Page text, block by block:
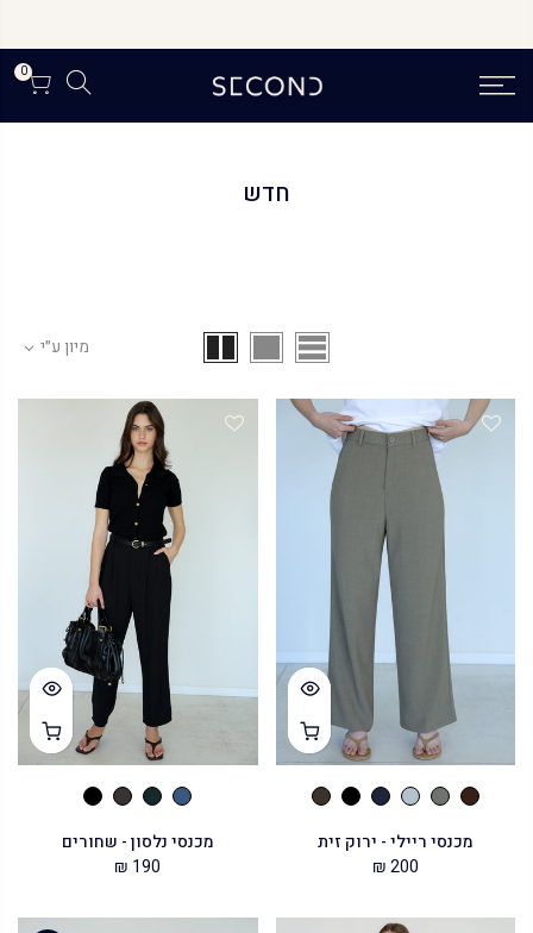
0
חדש
מיון ע״י
מכנסי ריילי - ירוק זית
200 ₪
מכנסי נלסון - שחורים
190 ₪